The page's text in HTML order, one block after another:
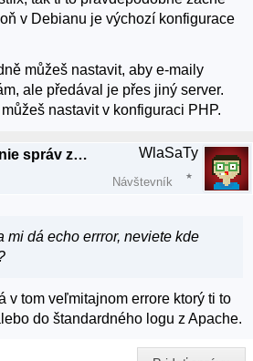
v Debianu je výchozí konfigurace
můžeš nastavit, aby e-maily
ale předával je přes jiný server.
nastavit v konfiguraci PHP.
RE: Linux - odosielanie správ z localhostu WlaSaTy
Návštevník
mi dá echo errror, neviete kde
v tom veľmitajnom errore ktorý ti to
do štandardného logu z Apache.